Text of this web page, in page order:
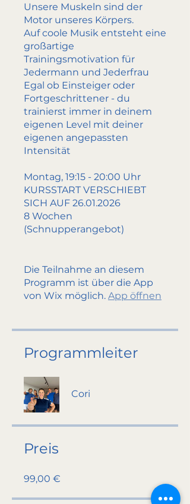
Unsere Muskeln sind der
Motor unseres Körpers.
Auf coole Musik entsteht eine
großartige
Trainingsmotivation für
Jedermann und Jederfrau
Egal ob Einsteiger oder
Fortgeschrittener - du
trainierst immer in deinem
eigenen Level mit deiner
eigenen angepassten
Intensität
Montag, 19:15 - 20:00 Uhr
KURSSTART VERSCHIEBT
SICH AUF 26.01.2026
8 Wochen
(Schnupperangebot)
Die Teilnahme an diesem
Programm ist über die App
von Wix möglich. App öffnen
Programmleiter
Cori
Preis
99,00 €